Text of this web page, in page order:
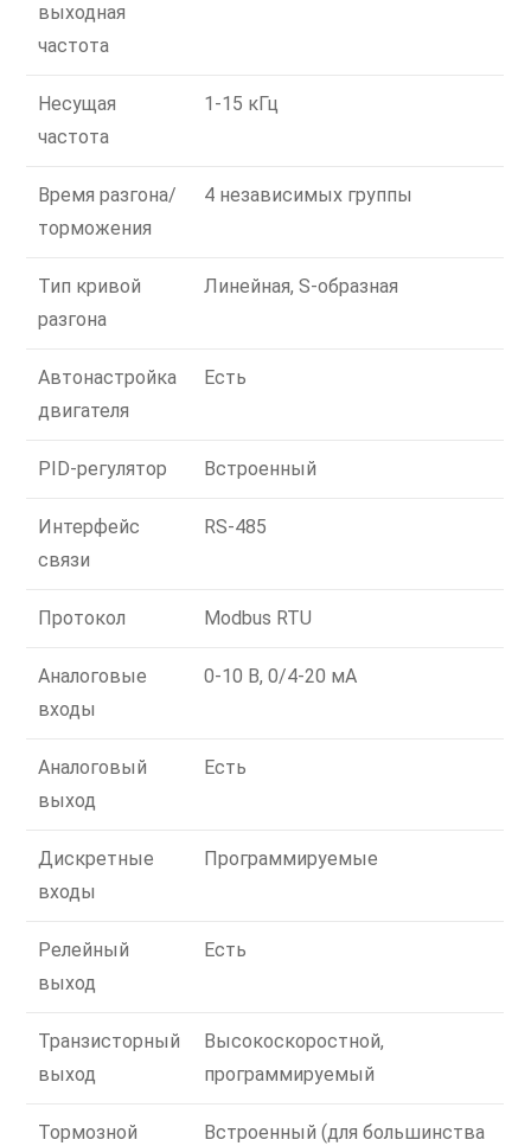
выходная
частота
Несущая
частота
1-15 кГц
Время разгона/
торможения
4 независимых группы
Тип кривой
разгона
Линейная, S-образная
Автонастройка
двигателя
Есть
PID-регулятор Встроенный
Интерфейс
связи
RS-485
Протокол Modbus RTU
Аналоговые
входы
0-10 В, 0/4-20 мА
Аналоговый
выход
Есть
Дискретные
входы
Программируемые
Релейный
выход
Есть
Транзисторный
выход
Высокоскоростной,
программируемый
Тормозной
Встроенный (для большинства